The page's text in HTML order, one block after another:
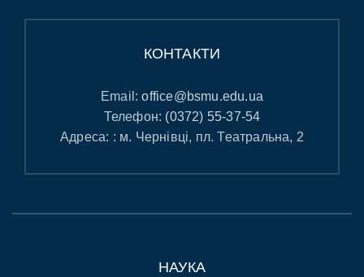
КОНТАКТИ
Email:office@bsmu.edu.ua
Телефон: (0372) 55-37-54
Адреса: : м. Чернівці, пл. Театральна, 2
НАУКА